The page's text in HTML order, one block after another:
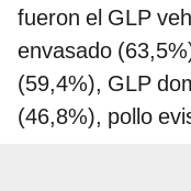
fueron el GLP
envasado
(59,4%), GLP
(46,8%), pollo